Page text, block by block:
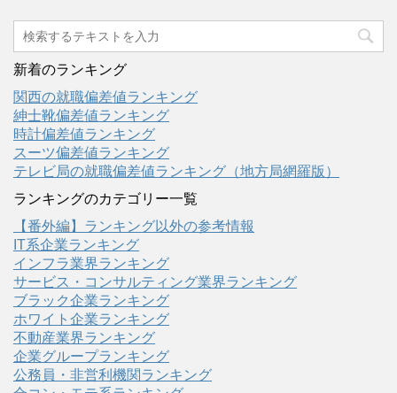
新着のランキング
関西の就職偏差値ランキング
紳士靴偏差値ランキング
時計偏差値ランキング
スーツ偏差値ランキング
テレビ局の就職偏差値ランキング（地方局網羅版）
ランキングのカテゴリー一覧
【番外編】ランキング以外の参考情報
IT系企業ランキング
インフラ業界ランキング
サービス・コンサルティング業界ランキング
ブラック企業ランキング
ホワイト企業ランキング
不動産業界ランキング
企業グループランキング
公務員・非営利機関ランキング